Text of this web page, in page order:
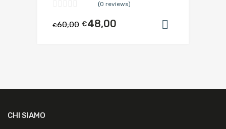
(0 reviews)
€60,00 €48,00
CHI SIAMO